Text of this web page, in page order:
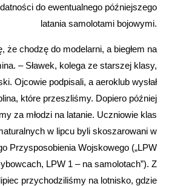
do ewentualnego późniejszego
latania samolotami bojowymi.
że chodzę do modelarni, a biegłem na
– Sławek, kolega ze starszej klasy,
Ojcowie podpisali, a aeroklub wysłał
które przeszliśmy. Dopiero później
za młodzi na latanie. Uczniowie klas
w lipcu byli skoszarowani w
Przysposobienia Wojskowego („LPW
LPW 1 – na samolotach”). Z
przychodziliśmy na lotnisko, gdzie